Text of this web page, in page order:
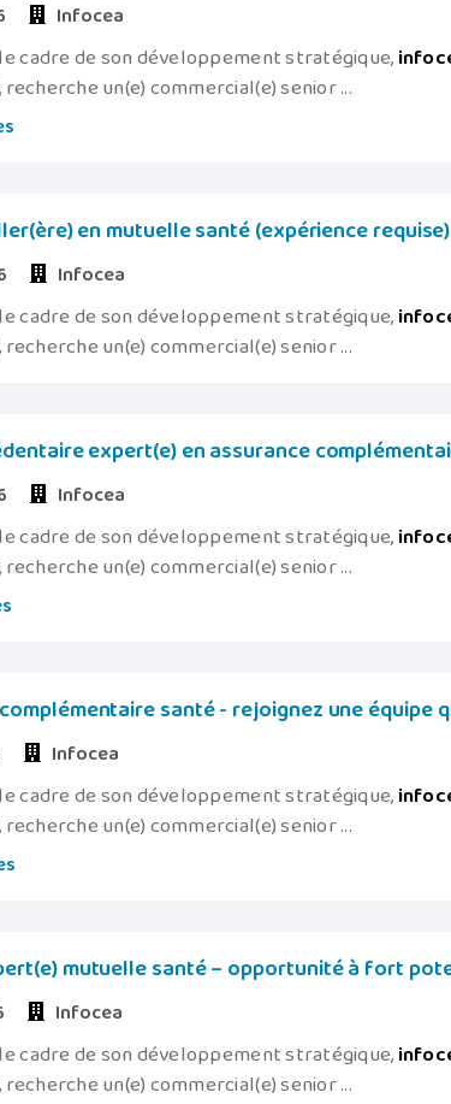
Infocea
cadre de son développement stratégique,
un(e) commercial(e) senior ...
en mutuelle santé (expérience
Infocea
cadre de son développement stratégique,
un(e) commercial(e) senior ...
expert(e) en assurance
Infocea
cadre de son développement stratégique,
un(e) commercial(e) senior ...
santé - rejoignez une équipe
Infocea
cadre de son développement stratégique,
un(e) commercial(e) senior ...
mutuelle santé – opportunité à fort
Infocea
cadre de son développement stratégique,
un(e) commercial(e) senior ...